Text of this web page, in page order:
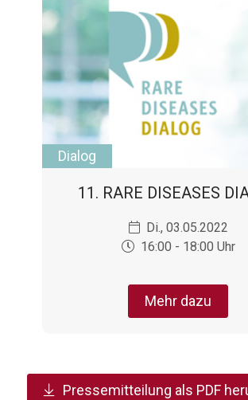
Dialog
11. RARE DISEASES
Di., 03.05.2022
16:00 - 18:00 Uhr
Mehr dazu
Pressemitteilung als PDF